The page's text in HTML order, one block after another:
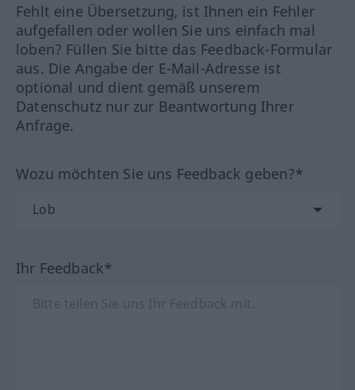
Fehlt eine Übersetzung, ist Ihnen ein Fehler
aufgefallen oder wollen Sie uns einfach mal
loben? Füllen Sie bitte das Feedback-Formular
aus. Die Angabe der E-Mail-Adresse ist
optional und dient gemäß unserem
Datenschutz nur zur Beantwortung Ihrer
Anfrage.
Wozu möchten Sie uns Feedback geben?*
Ihr Feedback*